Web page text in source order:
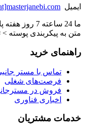
ایمیل
ما 24 ساعته
متن به پیکربندی پوسته
راهنمای خرید
تماس با مستر
فرصت‌های شغلی
فروش در
اخباری فناوری
خدمات مشتریان